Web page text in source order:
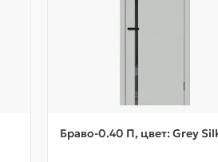
Браво-0.40 П, цвет: Grey